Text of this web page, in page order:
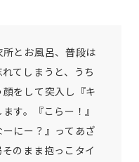
とお風呂、普段は
てしまうと、うち
をして突入し『キ
す。『こらー！』
にー？』ってあざ
のまま抱っこタイ